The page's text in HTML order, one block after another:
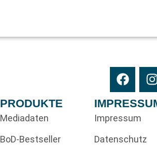
PRODUKTE
Mediadaten
BoD-Bestseller
Impressum
Datenschutz